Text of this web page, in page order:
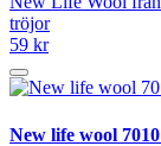
tröjor
59 kr
New life wool